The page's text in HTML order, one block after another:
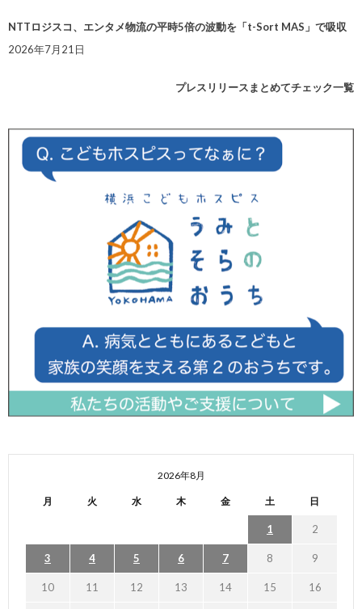
NTTロジスコ、エンタメ物流の平時5倍の波動を「t-Sort MAS」で吸収
2026年7月21日
プレスリリースまとめてチェック一覧
2026年8月
月 火 水 木 金 土 日
1 2
3 4 5 6 7 8 9
10 11 12 13 14 15 16